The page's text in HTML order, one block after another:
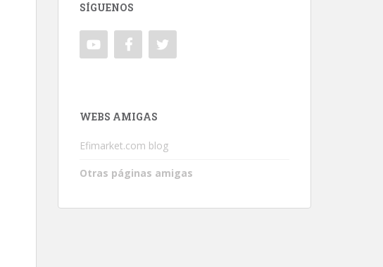
SÍGUENOS
WEBS AMIGAS
Efimarket.com blog
Otras páginas amigas